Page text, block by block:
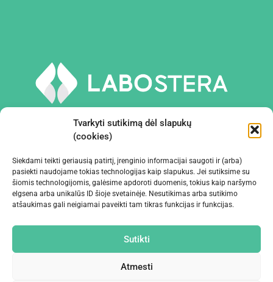
Tvarkyti sutikimą dėl slapukų
(cookies)
Siekdami teikti geriausią patirtį, įrenginio informacijai saugoti ir (arba)
pasiekti naudojame tokias technologijas kaip slapukus. Jei sutiksime su
šiomis technologijomis, galėsime apdoroti duomenis, tokius kaip naršymo
elgsena arba unikalūs ID šioje svetainėje. Nesutikimas arba sutikimo
atšaukimas gali neigiamai paveikti tam tikras funkcijas ir funkcijas.
Sutikti
Atmesti
PRIEMONĖS IR ĮRANGA
ĮMONĖ